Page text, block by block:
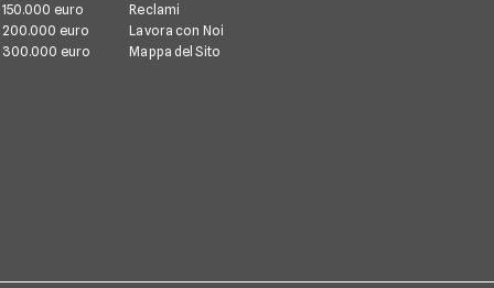
euro
200.000 euro
300.000 euro
Reclami
Lavora con Noi
Mappa del Sito